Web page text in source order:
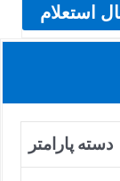
استعلام
دسته پارامتر